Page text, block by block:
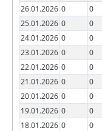
26.01.2026 0 0
25.01.2026 0 0
24.01.2026 0 0
23.01.2026 0 0
22.01.2026 0 0
21.01.2026 0 0
20.01.2026 0 0
19.01.2026 0 0
18.01.2026 0 0